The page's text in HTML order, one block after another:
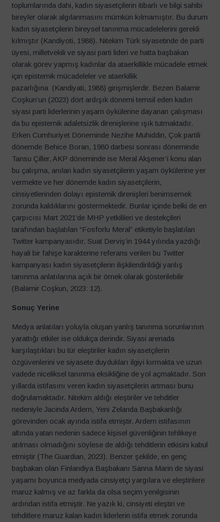
toplumlarında dahi, kadın siyasetçilerin itibarlı ve bilgi sahibi
bireyler olarak algılanmasını mümkün kılmamıştır. Bu durum
kadın siyasetçilerin bireysel tanınma mücadelelerini gerekli
kılmıştır (Kandiyoti, 1988). Nitekim Türk siyasetinde de parti
üyesi, milletvekili ve siyasi parti lideri ve hatta başbakan
olarak görev yapmış kadınlar da ataerkillikle mücadele etmek
için epistemik mücadeleler ve ataerkillik
pazarlığına (Kandiyati, 1988) girişmişlerdir. Bezen Balamir
Coşkun’un (2023) dört ardışık dönemi temsil eden kadın
siyasi parti liderlerinin yaşam öykülerine dayanan çalışması
da bu epistemik adaletsizlik direnişlerine ışık tutmaktadır.
Erken Cumhuriyet Döneminde Nezihe Muhiddin, Çok partili
dönemde Behice Boran, 1980 darbesi sonrası döneminde
Tansu Çiller, AKP döneminde ise Meral Akşener’i konu alan
bu çalışma, anılan kadın siyasetçilerin yaşam öykülerine yer
vermekte ve her dönemde kadın siyasetçilerin,
cinsiyetlerinden dolayı epistemik direnişleri benimsemek
zorunda kaldıklarını göstermektedir. Bunlar içinde belki de en
çarpıcısı Mart 2021’de MHP yetkilileri ve destekçileri
tarafından başlatılan “Fosforlu Meral” etiketiyle başlatılan
Twitter kampanyasıdır. Suat Derviş’in 1944 yılında yazdığı
hayali bir fahişe karakterine referans verilen bu Twitter
kampanyası kadın siyasetçilerin ilişkilendirildiği yanlış
tanınma anlatılarına açık bir örnek olarak gösterilebilir
(Balamir Coşkun, 2023: 12).
Sonuç Yerine
Medya anlatıları yoluyla oluşan yanlış tanınma sorunlarının
yarattığı etkiler ise oldukça derindir. Siyasi arenada
karşılaştıkları bu tür eleştiriler kadın siyasetçilerin
özgüvenlerini ve siyasete duydukları ilgiyi kırmakta ve uzun
vadede niceliksel tanınma eksikliğine de yol açmaktadır. Son
yıllarda istifasını veren kadın siyasetçilerin artması bunu
doğrulamaktadır. Nitekim aldığı eleştiriler ve tehditler
nedeniyle Jacinda Ardern, Yeni Zelanda Başbakanlığı
görevinden ocak ayında istifa etmiştir. Ardern istifasının
altında yatan nedenin sadece kişisel güvenliğinin tehlikeye
atılması olmadığını söylese de aldığı tehditlerin etkisini kabul
etmiştir (The Guardian, 2023). Benzer şekilde, en genç
başbakan olan Finlandiya Başbakanı Sanna Marin de siyasi
yaşamı boyunca medyada cinsiyetçi yargılara ve eleştirilere
maruz kalmış ve az farkla da olsa seçim yenilgisinin
ardından istifa etmiştir. Ne yazık ki, cinsiyeti eleştiri ve
tehditlere maruz kalan kadın liderlerin istifa etmek zorunda